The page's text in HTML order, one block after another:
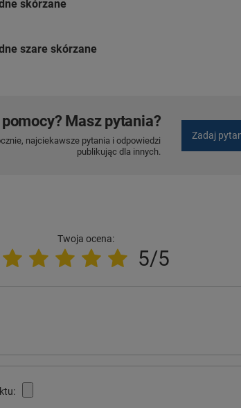
skórzane
szare skórzane
Masz pytania?
najciekawsze pytania i odpowiedzi
publikując dla innych.
Zadaj
Twoja ocena:
5/5